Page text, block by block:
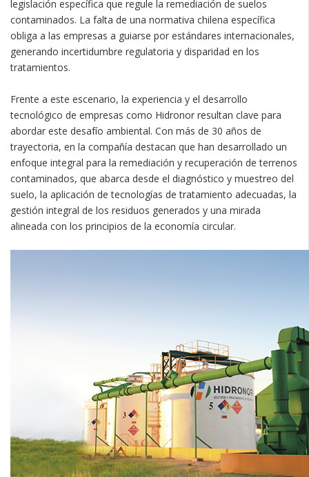
legislación específica que regule la remediación de suelos
contaminados. La falta de una normativa chilena específica
obliga a las empresas a guiarse por estándares internacionales,
generando incertidumbre regulatoria y disparidad en los
tratamientos.
Frente a este escenario, la experiencia y el desarrollo
tecnológico de empresas como Hidronor resultan clave para
abordar este desafío ambiental. Con más de 30 años de
trayectoria, en la compañía destacan que han desarrollado un
enfoque integral para la remediación y recuperación de terrenos
contaminados, que abarca desde el diagnóstico y muestreo del
suelo, la aplicación de tecnologías de tratamiento adecuadas, la
gestión integral de los residuos generados y una mirada
alineada con los principios de la economía circular.